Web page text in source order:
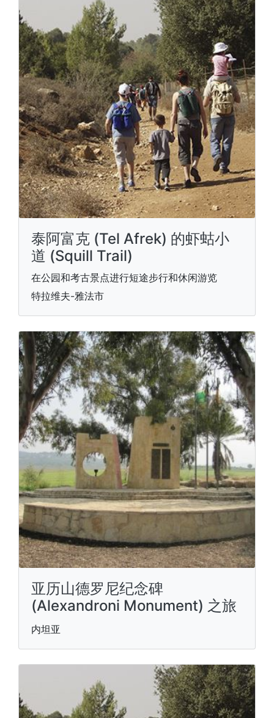
泰阿富克 (Tel Afrek) 的虾蛄小
道 (Squill Trail)
在公园和考古景点进行短途步行和休闲游览
特拉维夫-雅法市
亚历山德罗尼纪念碑
(Alexandroni Monument) 之旅
内坦亚